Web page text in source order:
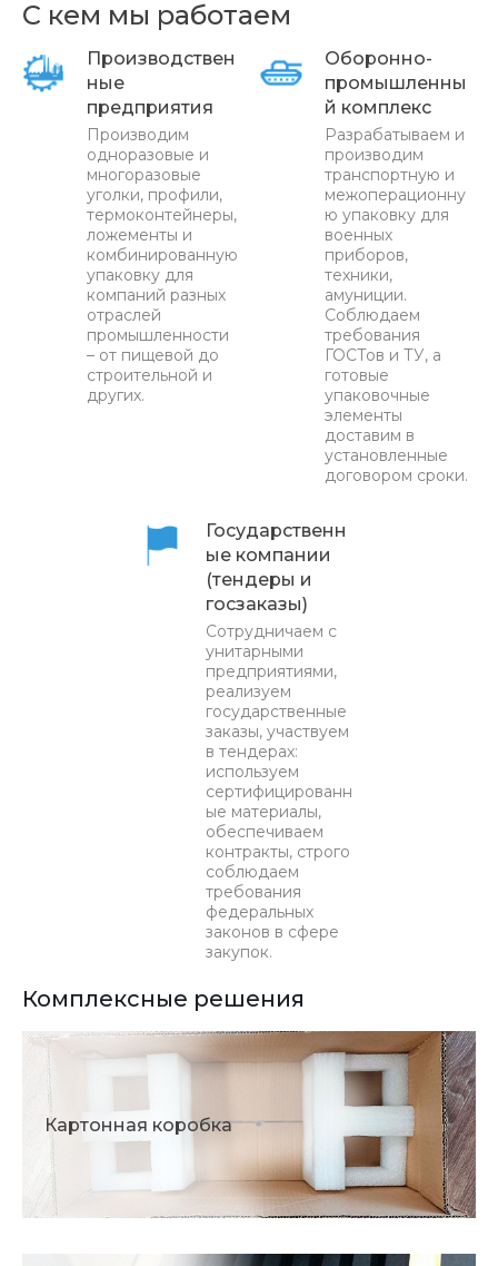
С кем мы работаем
Производствен
ные
предприятия
Производим
одноразовые и
многоразовые
уголки, профили,
термоконтейнеры,
ложементы и
комбинированную
упаковку для
компаний разных
отраслей
промышленности
– от пищевой до
строительной и
других.
Оборонно-
промышленны
й комплекс
Разрабатываем и
производим
транспортную и
межоперационну
ю упаковку для
военных
приборов,
техники,
амуниции.
Соблюдаем
требования
ГОСТов и ТУ, а
готовые
упаковочные
элементы
доставим в
установленные
договором сроки.
Государственн
ые компании
(тендеры и
госзаказы)
Сотрудничаем с
унитарными
предприятиями,
реализуем
государственные
заказы, участвуем
в тендерах:
используем
сертифицированн
ые материалы,
обеспечиваем
контракты, строго
соблюдаем
требования
федеральных
законов в сфере
закупок.
Комплексные решения
Картонная коробка